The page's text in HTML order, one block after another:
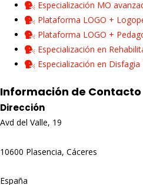
Especialización MO
Plataforma LOGO +
Plataforma LOGO +
Especialización en
Especialización en
Información de Contacto
Dirección
Avd del Valle, 19
10600 Plasencia, Cáceres
España